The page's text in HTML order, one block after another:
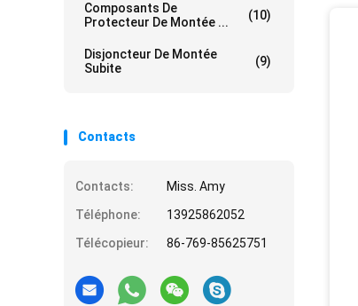
Composants De
Protecteur De Montée ...
(10)
Disjoncteur De Montée
Subite
(9)
Contacts
Contacts:
Miss. Amy
Téléphone:
13925862052
Télécopieur:
86-769-85625751